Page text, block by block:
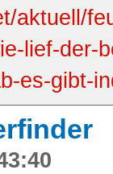
aktuell/
lief-der-
es-gibt-